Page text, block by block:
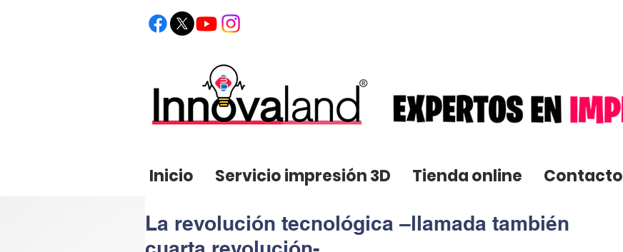
Inicio Servicio impresión 3D Tienda online Contacto
La revolución tecnológica –llamada también